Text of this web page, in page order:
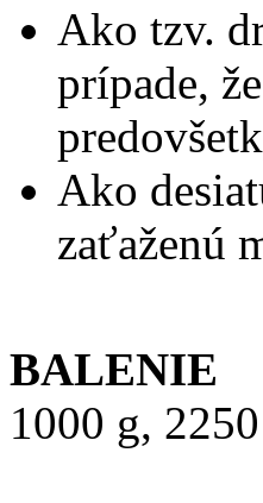
Ako tzv.
prípade,
Ako
zaťaženú
BALENIE
1000 g,